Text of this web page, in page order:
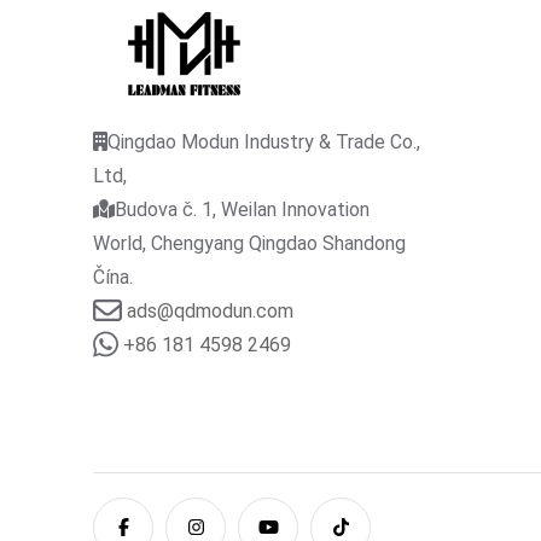
Qingdao Modun Industry & Trade Co.,
Ltd,
Budova č. 1, Weilan Innovation
World, Chengyang Qingdao Shandong
Čína.
ads@qdmodun.com
+86 181 4598 2469